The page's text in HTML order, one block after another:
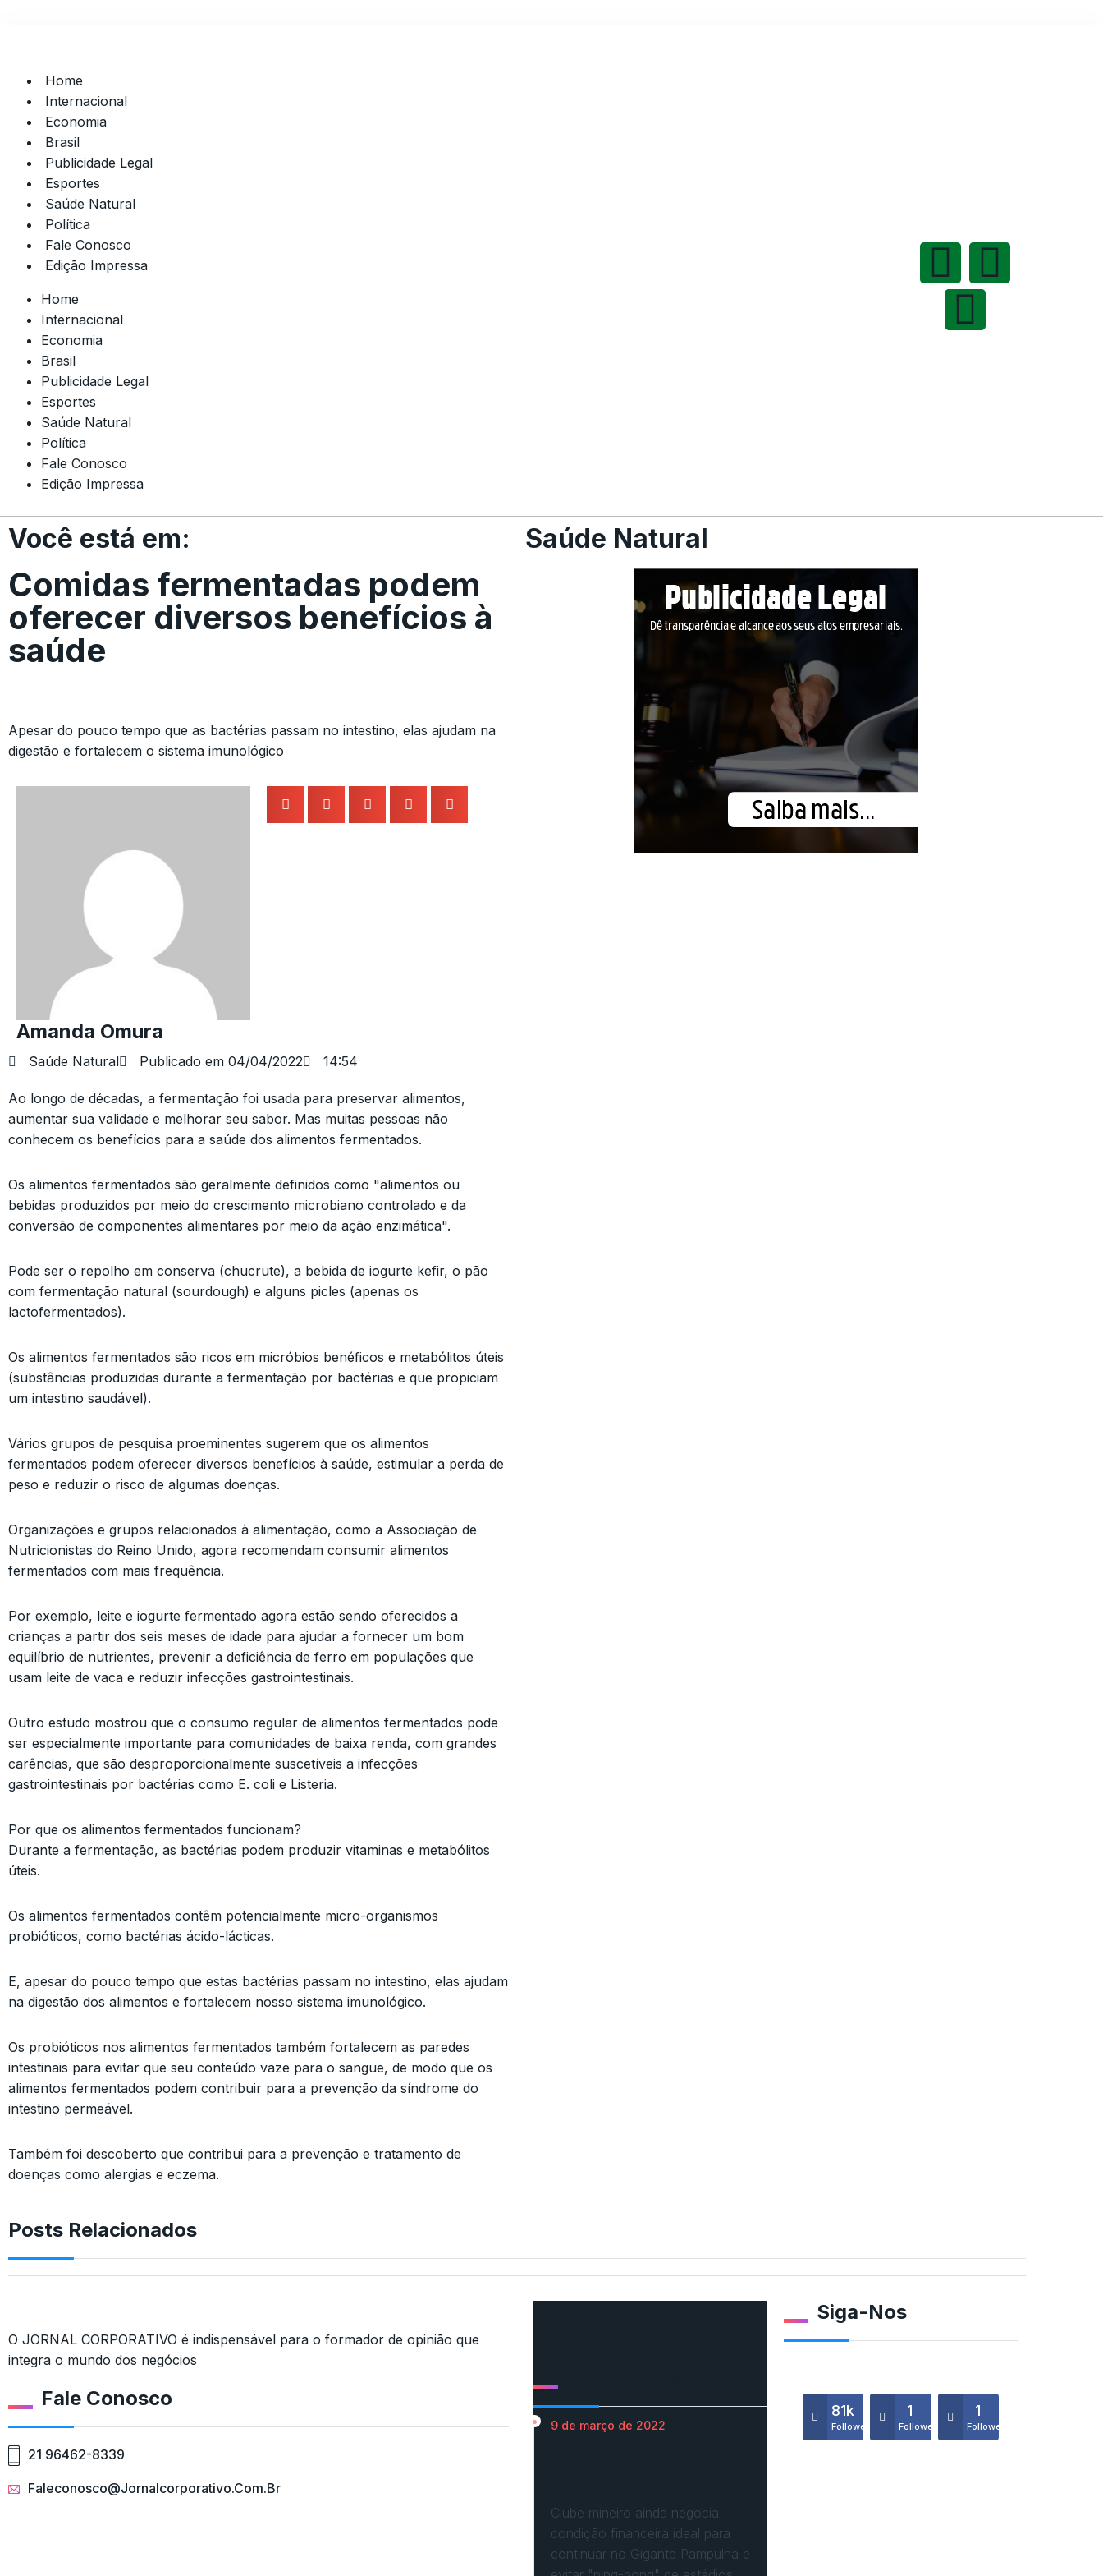
Home
Internacional
Economia
Brasil
Publicidade Legal
Esportes
Saúde Natural
Política
Fale Conosco
Edição Impressa
Home
Internacional
Economia
Brasil
Publicidade Legal
Esportes
Saúde Natural
Política
Fale Conosco
Edição Impressa
Você está em: Saúde Natural
Comidas fermentadas podem
oferecer diversos benefícios à
saúde
Apesar do pouco tempo que as bactérias passam no intestino, elas ajudam na
digestão e fortalecem o sistema imunológico
Amanda Omura
Saúde Natural Publicado em 04/04/2022 14:54
Ao longo de décadas, a fermentação foi usada para preservar alimentos,
aumentar sua validade e melhorar seu sabor. Mas muitas pessoas não
conhecem os benefícios para a saúde dos alimentos fermentados.
Os alimentos fermentados são geralmente definidos como "alimentos ou
bebidas produzidos por meio do crescimento microbiano controlado e da
conversão de componentes alimentares por meio da ação enzimática".
Pode ser o repolho em conserva (chucrute), a bebida de iogurte kefir, o pão
com fermentação natural (sourdough) e alguns picles (apenas os
lactofermentados).
Os alimentos fermentados são ricos em micróbios benéficos e metabólitos úteis
(substâncias produzidas durante a fermentação por bactérias e que propiciam
um intestino saudável).
Vários grupos de pesquisa proeminentes sugerem que os alimentos
fermentados podem oferecer diversos benefícios à saúde, estimular a perda de
peso e reduzir o risco de algumas doenças.
Organizações e grupos relacionados à alimentação, como a Associação de
Nutricionistas do Reino Unido, agora recomendam consumir alimentos
fermentados com mais frequência.
Por exemplo, leite e iogurte fermentado agora estão sendo oferecidos a
crianças a partir dos seis meses de idade para ajudar a fornecer um bom
equilíbrio de nutrientes, prevenir a deficiência de ferro em populações que
usam leite de vaca e reduzir infecções gastrointestinais.
Outro estudo mostrou que o consumo regular de alimentos fermentados pode
ser especialmente importante para comunidades de baixa renda, com grandes
carências, que são desproporcionalmente suscetíveis a infecções
gastrointestinais por bactérias como E. coli e Listeria.
Por que os alimentos fermentados funcionam?
Durante a fermentação, as bactérias podem produzir vitaminas e metabólitos
úteis.
Os alimentos fermentados contêm potencialmente micro-organismos
probióticos, como bactérias ácido-lácticas.
E, apesar do pouco tempo que estas bactérias passam no intestino, elas ajudam
na digestão dos alimentos e fortalecem nosso sistema imunológico.
Os probióticos nos alimentos fermentados também fortalecem as paredes
intestinais para evitar que seu conteúdo vaze para o sangue, de modo que os
alimentos fermentados podem contribuir para a prevenção da síndrome do
intestino permeável.
Também foi descoberto que contribui para a prevenção e tratamento de
doenças como alergias e eczema.
Posts Relacionados
O JORNAL CORPORATIVO é indispensável para o formador de opinião que
integra o mundo dos negócios
Fale Conosco
21 96462-8339
Faleconosco@jornalcorporativo.com.br
9 de março de 2022
Clube mineiro ainda negocia
condição financeira ideal para
continuar no Gigante Pampulha e
Siga-Nos
81k
Followers
1
Followers
1
Followers